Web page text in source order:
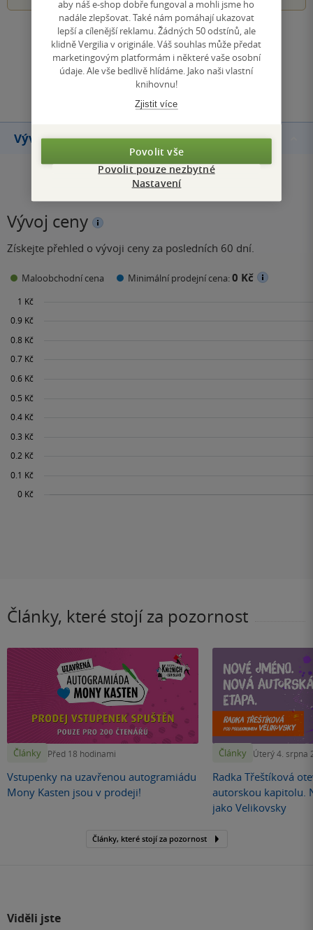
Zobrazit všechna hodnocení
Přidat hodnocení
Vývoj ceny
Vývoj ceny
Získejte přehled o vývoji ceny za posledních 60 dní.
Maloobchodní cena Minimální prodejní cena:0 Kč
Články, které stojí za pozornost
Články Před 18 hodinami
Vstupenky na uzavřenou autogramiádu
Mony Kasten jsou v prodeji!
Články Úterý 4. srpna
Radka Třeštíková
autorskou kapitolu.
jako Velikovsky
Články, které stojí za pozornost
Viděli jste
aby náš e-shop dobře fungoval a mohli jsme ho
nadále zlepšovat. Také nám pomáhají ukazovat
lepší a cílenější reklamu. Žádných 50 odstínů, ale
klidně Vergilia v originále. Váš souhlas může předat
marketingovým platformám i některé vaše osobní
údaje. Ale vše bedlivě hlídáme. Jako naši vlastní
knihovnu!
Zjistit více
Povolit vše
Povolit pouze nezbytné
Nastavení